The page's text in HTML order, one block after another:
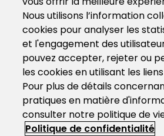
Nous utilisons l’information
cookies pour analyser les
et l'engagement des
pouvez accepter, rejeter ou
les cookies en utilisant les
Pour plus de détails
pratiques en matière
consulter notre politique de
Politique de confidentialité